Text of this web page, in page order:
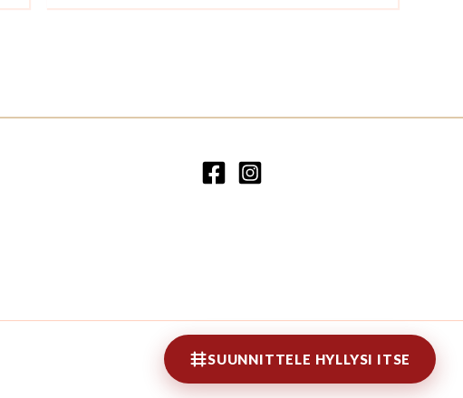
SUUNNITTELE HYLLYSI ITSE